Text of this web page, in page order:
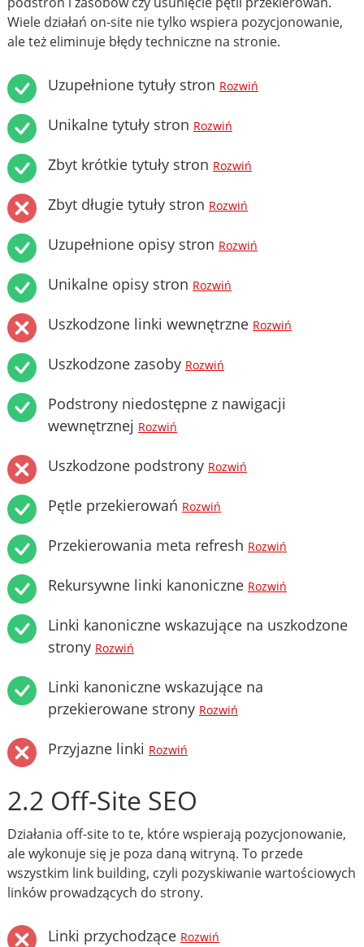
Wiele działań on-site nie tylko wspiera pozycjonowanie,
ale też eliminuje błędy techniczne na stronie.
Uzupełnione tytuły stron Rozwiń
Unikalne tytuły stron Rozwiń
Zbyt krótkie tytuły stron Rozwiń
Zbyt długie tytuły stron Rozwiń
Uzupełnione opisy stron Rozwiń
Unikalne opisy stron Rozwiń
Uszkodzone linki wewnętrzne Rozwiń
Uszkodzone zasoby Rozwiń
Podstrony niedostępne z nawigacji
wewnętrznej Rozwiń
Uszkodzone podstrony Rozwiń
Pętle przekierowań Rozwiń
Przekierowania meta refresh Rozwiń
Rekursywne linki kanoniczne Rozwiń
Linki kanoniczne wskazujące na uszkodzone
strony Rozwiń
Linki kanoniczne wskazujące na
przekierowane strony Rozwiń
Przyjazne linki Rozwiń
2.2 Off-Site SEO
Działania off-site to te, które wspierają pozycjonowanie,
ale wykonuje się je poza daną witryną. To przede
wszystkim link building, czyli pozyskiwanie wartościowych
linków prowadzących do strony.
Linki przychodzące Rozwiń